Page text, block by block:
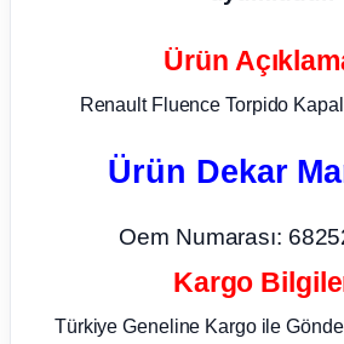
Ürün
Renault Fluence Torpido Kapal
Ürün Dekar
Oem Numarası:
Kargo
Türkiye Geneline Kargo ile